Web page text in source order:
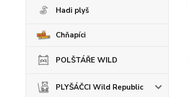
Hadi plyš
Chňapíci
POLŠTÁŘE WILD
PLYŠÁČCI Wild Republic